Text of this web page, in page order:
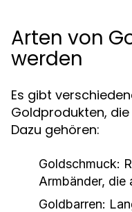
Arten von
werden
Es gibt
Goldprodukten,
Dazu gehören:
Goldschmuck:
Armbänder, die
Goldbarren: